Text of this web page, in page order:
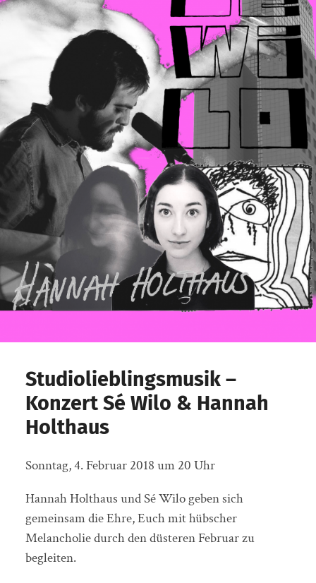
Studiolieblingsmusik –
Konzert Sé Wilo & Hannah
Holthaus
Sonntag, 4. Februar 2018 um 20 Uhr
Hannah Holthaus und Sé Wilo geben sich
gemeinsam die Ehre, Euch mit hübscher
Melancholie durch den düsteren Februar zu
begleiten.